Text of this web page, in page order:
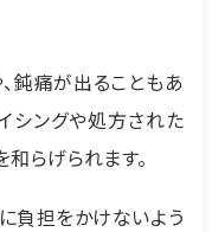
鈍痛が出ることもあ
シングや処方された
らげられます。
負担をかけないよう